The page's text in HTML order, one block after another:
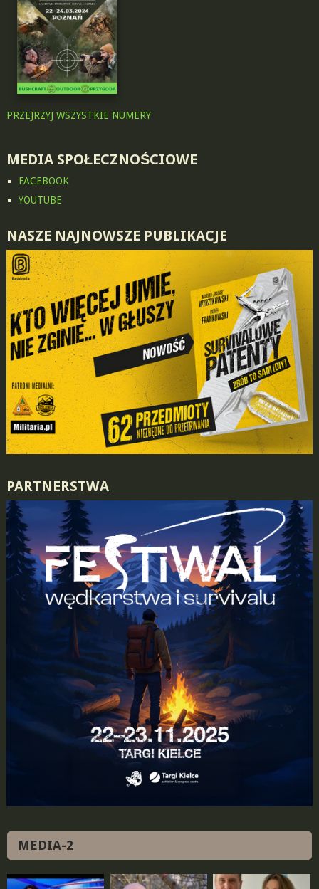
PRZEJRZYJ WSZYSTKIE NUMERY
MEDIA SPOŁECZNOŚCIOWE
FACEBOOK
YOUTUBE
NASZE NAJNOWSZE PUBLIKACJE
PARTNERSTWA
MEDIA-2